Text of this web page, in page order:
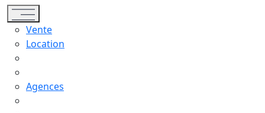
Toggle navigation
Vente
Location
Agences